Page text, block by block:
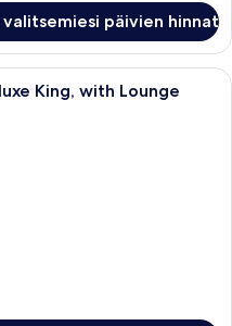
valitsemiesi päivien hinnat
hotellihuone, jossa on suuri
King, with Lounge